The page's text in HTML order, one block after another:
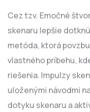
Cez tzv. Emočné
skenaru lepšie
metóda, ktorá
vlastného príbehu,
riešenia. Impulzy
uloženými návodmi
dotyku skenaru a